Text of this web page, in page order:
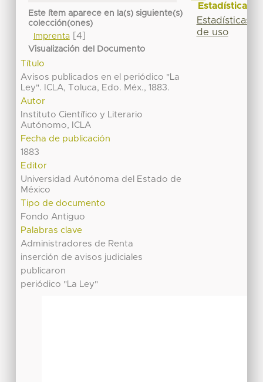
Este ítem aparece en la(s) siguiente(s)
colección(ones)
Imprenta[4]
Visualización del Documento
Título
Avisos publicados en el periódico "La
Ley". ICLA, Toluca, Edo. Méx., 1883.
Autor
Instituto Científico y Literario
Autónomo, ICLA
Fecha de publicación
1883
Editor
Universidad Autónoma del Estado de
México
Tipo de documento
Fondo Antiguo
Palabras clave
Administradores de Renta
inserción de avisos judiciales
publicaron
periódico "La Ley"
Estadísticas
Estadísticas
de uso